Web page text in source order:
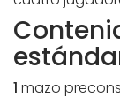
1 mazo